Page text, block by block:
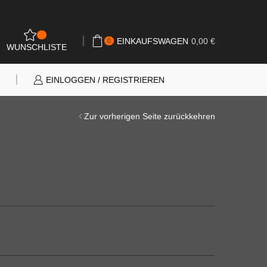
WUNSCHLISTE
0 EINKAUFSWAGEN 0,00 €
EINLOGGEN / REGISTRIEREN
Zur vorherigen Seite zurückkehren